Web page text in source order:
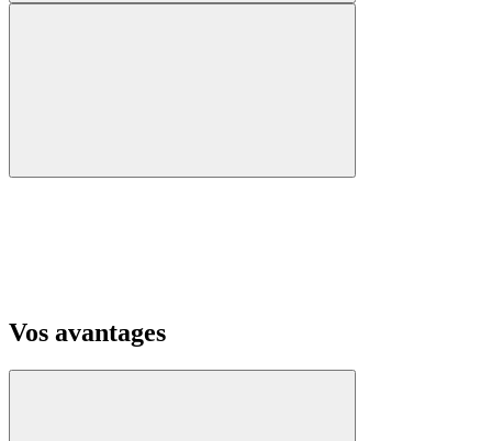
Vos avantages